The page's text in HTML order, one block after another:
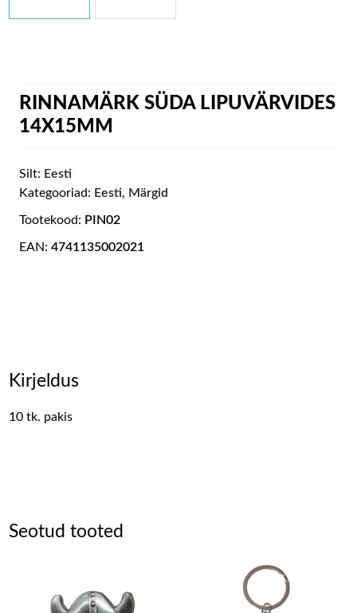
RINNAMÄRK SÜDA LIPUVÄRVIDES
14X15MM
EAN: 4741135002021
Tootekood: PIN02
Kategooriad: Eesti, Märgid
Silt: Eesti
Kirjeldus
10 tk. pakis
Seotud tooted